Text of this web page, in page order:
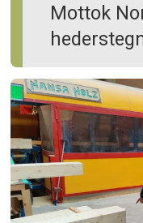
Mottok